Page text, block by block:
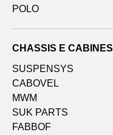
POLO
CHASSIS E CABINES
SUSPENSYS
CABOVEL
MWM
SUK PARTS
FABBOF